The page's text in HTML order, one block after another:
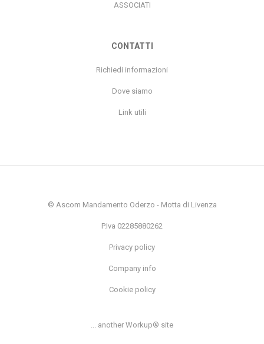
ASSOCIATI
CONTATTI
Richiedi informazioni
Dove siamo
Link utili
© Ascom Mandamento Oderzo - Motta di Livenza
P.Iva 02285880262
Privacy policy
Company info
Cookie policy
... another Workup® site